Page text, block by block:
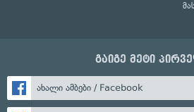
გაიგე მეტი
ახალი ამბები / Facebook